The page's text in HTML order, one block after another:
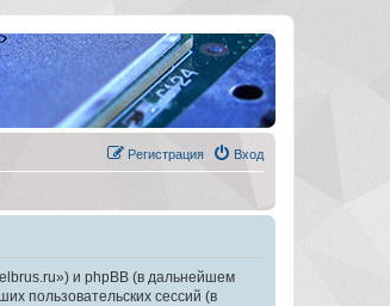
Вход
Регистрация
и phpBB (в дальнейшем
пользовательских сессий (в